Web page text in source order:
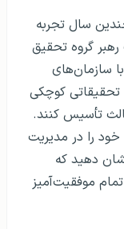
سال تجربه
گروه تحقیق
سازمان‌های
تحقیقاتی کوچکی
تأسیس کنند.
خود را در مدیریت
دهید که
موفقیت‌آمیز